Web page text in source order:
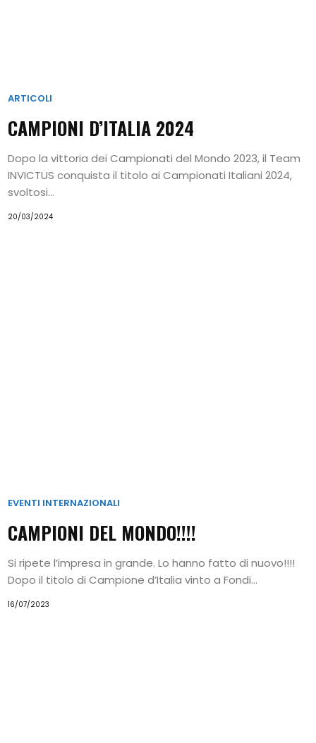
Siamo
Istruttori
Contattaci
ARTICOLI
CAMPIONI D’ITALIA 2024
Dopo la vittoria dei Campionati del Mondo 2023, il Team
INVICTUS conquista il titolo ai Campionati Italiani 2024,
svoltosi...
20/03/2024
EVENTI INTERNAZIONALI
CAMPIONI DEL MONDO!!!!
Si ripete l’impresa in grande. Lo hanno fatto di nuovo!!!!
Dopo il titolo di Campione d’Italia vinto a Fondi...
16/07/2023